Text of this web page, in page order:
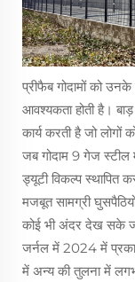
प्रीफैब गोदामों को
आवश्यकता होती है।
कार्य करती है जो
जब गोदाम 9 गेज
ड्यूटी विकल्प स्थापित
मजबूत सामग्री
कोई भी अंदर देख सके
जर्नल में 2024 में
में अन्य की तुलना में